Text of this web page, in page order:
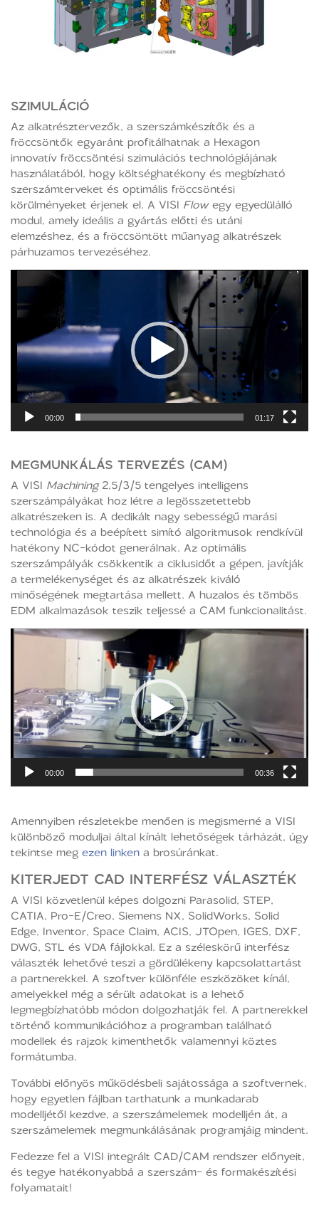
SZIMULÁCIÓ
Az alkatrésztervezők, a szerszámkészítők és a
fröccsöntők egyaránt profitálhatnak a Hexagon
innovatív fröccsöntési szimulációs technológiájának
használatából, hogy költséghatékony és megbízható
szerszámterveket és optimális fröccsöntési
körülményeket érjenek el. A VISI Flowegy egyedülálló
modul, amely ideális a gyártás előtti és utáni
elemzéshez, és a fröccsöntött műanyag alkatrészek
párhuzamos tervezéséhez.
Videólejátszó
00:00 01:17
MEGMUNKÁLÁS TERVEZÉS (CAM)
A VISI Machining2,5/3/5 tengelyes intelligens
szerszámpályákat hoz létre a legösszetettebb
alkatrészeken is. A dedikált nagy sebességű marási
technológia és a beépített simító algoritmusok rendkívül
hatékony NC-kódot generálnak. Az optimális
szerszámpályák csökkentik a ciklusidőt a gépen, javítják
a termelékenységet és az alkatrészek kiváló
minőségének megtartása mellett. A huzalos és tömbös
EDM alkalmazások teszik teljessé a CAM funkcionalitást.
Videólejátszó
00:00 00:36
Amennyiben részletekbe menően is megismerné a VISI
különböző moduljai által kínált lehetőségek tárházát, úgy
tekintse megezen linkena brosúránkat.
KITERJEDT CAD INTERFÉSZ VÁLASZTÉK
A VISI közvetlenül képes dolgozni Parasolid, STEP,
CATIA, Pro-E/Creo, Siemens NX, SolidWorks, Solid
Edge, Inventor, Space Claim, ACIS, JTOpen, IGES, DXF,
DWG, STL és VDA fájlokkal. Ez a széleskörű interfész
választék lehetővé teszi a gördülékeny kapcsolattartást
a partnerekkel. A szoftver különféle eszközöket kínál,
amelyekkel még a sérült adatokat is a lehető
legmegbízhatóbb módon dolgozhatják fel. A partnerekkel
történő kommunikációhoz a programban található
modellek és rajzok kimenthetők valamennyi köztes
formátumba.
További előnyös működésbeli sajátossága a szoftvernek,
hogy egyetlen fájlban tarthatunk a munkadarab
modelljétől kezdve, a szerszámelemek modelljén át, a
szerszámelemek megmunkálásának programjáig mindent.
Fedezze fel a VISI integrált CAD/CAM rendszer előnyeit,
és tegye hatékonyabbá a szerszám- és formakészítési
folyamatait!